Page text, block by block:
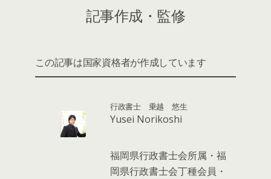
記事作成・監修
この記事は国家資格者が作成しています
行政書士 乗越 悠生
Yusei Norikoshi
福岡県行政書士会所属・福
岡県行政書士会丁種会員・